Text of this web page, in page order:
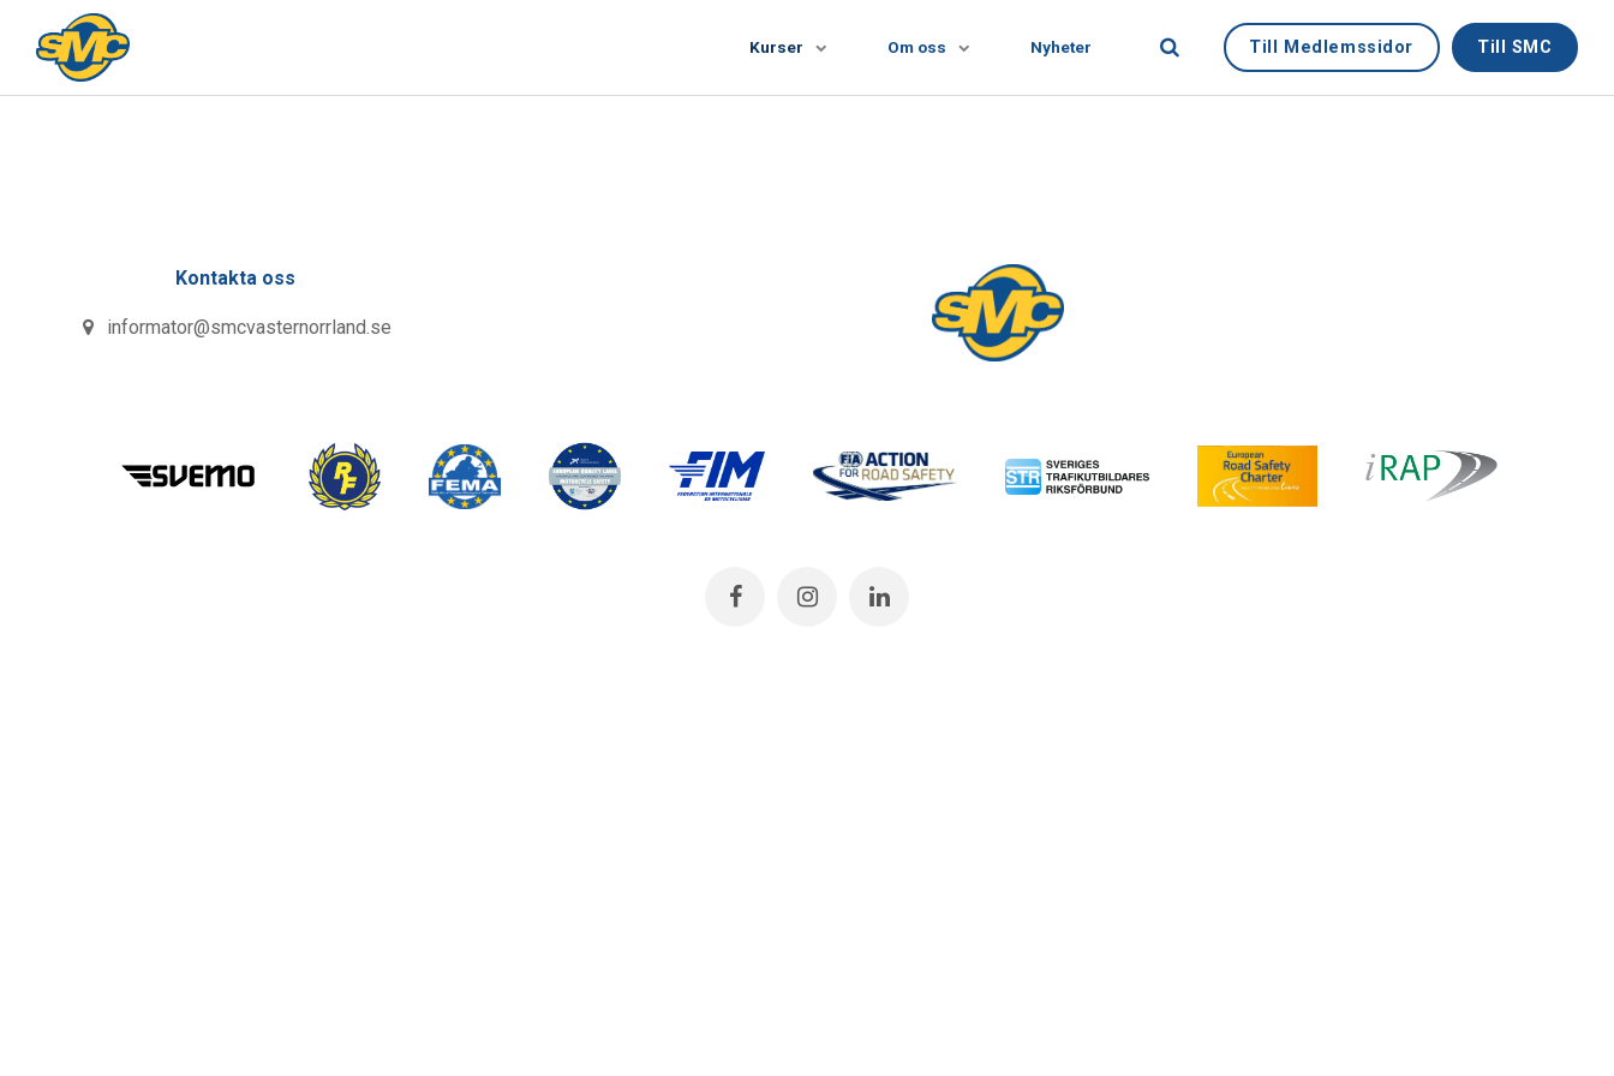
Kurser Om oss Nyheter Till Medlemssidor Till SMC
Kontakta oss
informator@smcvasternorrland.se